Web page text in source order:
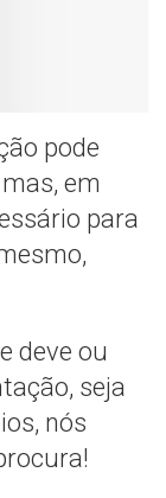
pode
em
para
deve ou
seja
nós